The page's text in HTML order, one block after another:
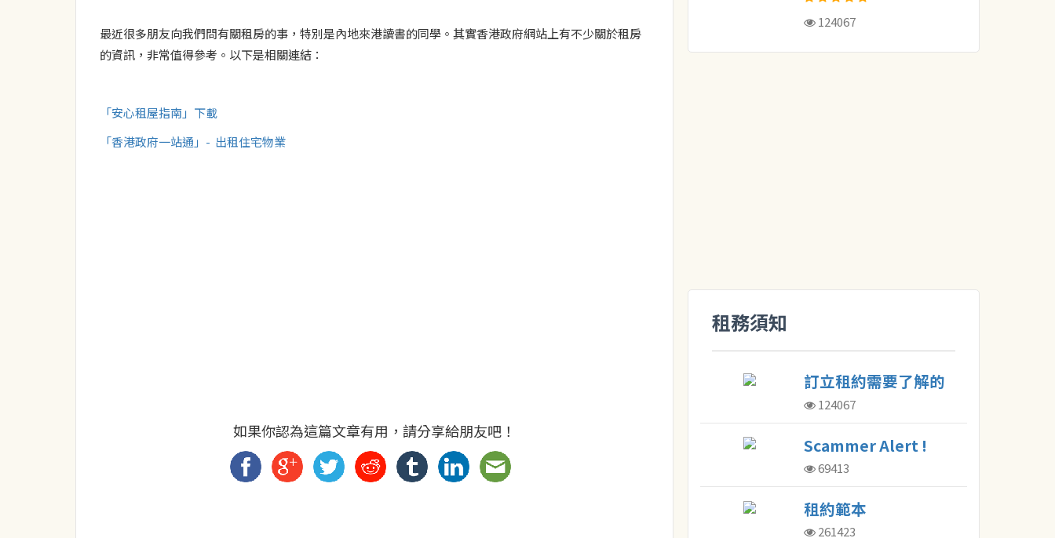
最近很多朋友向我們問有關租房的事，特別是內地來港讀書的同學。其實香港政府網站上有不少關於租房
的資訊，非常值得參考。以下是相關連結：
「安心租屋指南」下載
「香港政府一站通」- 出租住宅物業
如果你認為這篇文章有用，請分享給朋友吧！
124067
租務須知
訂立租約需要了解的
概念
124067
Scammer Alert !
69413
租約範本
261423